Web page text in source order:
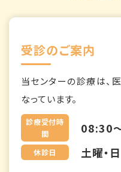
受診のご案内
当センターの診療は、
なっています。
診療受付時
間
08:30
休診日 土曜・